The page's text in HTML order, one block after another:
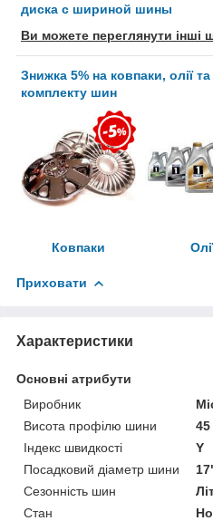
диска с шириной шины
Ви можете переглянути інші
Знижка 5% на ковпаки, олії
комплекту шин
Ковпаки
Приховати
Характеристики
Основні атрибути
Виробник
Висота профілю шини
45
Індекс швидкості
Y
Посадковий діаметр шини
Сезонність шин
Стан